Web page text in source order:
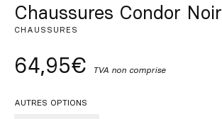
Chaussures Condor Noir
CHAUSSURES
64,95€ TVA non comprise
AUTRES OPTIONS